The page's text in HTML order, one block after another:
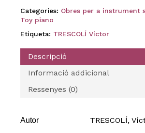
Categories: Obres per a instrument
Toy piano
Etiqueta: TRESCOLÍ Víctor
Descripció
Informació addicional
Ressenyes (0)
Autor TRESCOLÍ,